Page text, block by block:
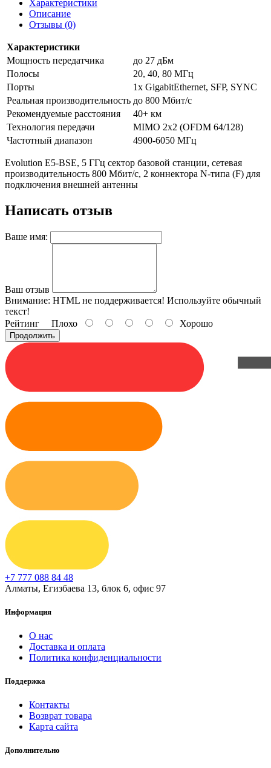
Характеристики
Описание
Отзывы (0)
Характеристики
Мощность передатчика
до 27 дБм
Полосы
20, 40, 80 МГц
Порты
1x GigabitEthernet, SFP, SYNC
Реальная производительность до 800 Мбит/с
Рекомендуемые расстояния
40+ км
Технология передачи
MIMO 2x2 (OFDM 64/128)
Частотный диапазон
4900-6050 MГц
Evolution E5-BSE, 5 ГГц сектор базовой станции, сетевая
производительность 800 Мбит/с, 2 коннектора N-типа (F) для
подключения внешней антенны
Написать отзыв
Ваше имя:
Ваш отзыв
Внимание: HTML не поддерживается! Используйте обычный
текст!
Рейтинг Плохо Хорошо
Продолжить
+7 777 088 84 48
Алматы, Егизбаева 13, блок 6, офис 97
Информация
О нас
Доставка и оплата
Политика конфиденциальности
Поддержка
Контакты
Возврат товара
Карта сайта
Дополнительно